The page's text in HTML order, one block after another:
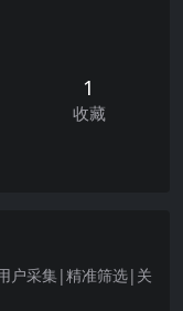
1
收藏
户采集|精准筛选|关